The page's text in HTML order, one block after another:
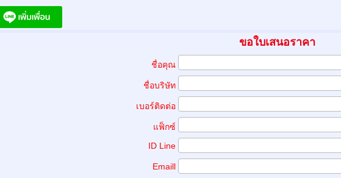
ขอใบเสนอราคา
ชื่อคุณ
ชื่อบริษัท
เบอร์ติดต่อ
แฟ็กซ์
ID Line
Emaill